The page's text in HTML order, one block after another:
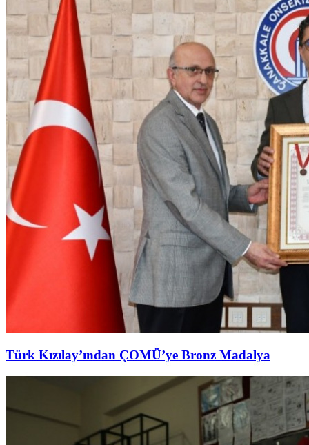
Türk Kızılay’ından ÇOMÜ’ye Bronz Madalya